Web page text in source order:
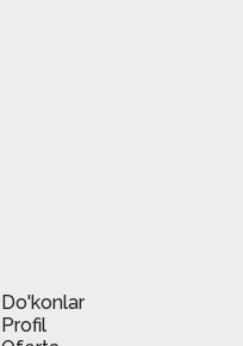
Do'konlar
Profil